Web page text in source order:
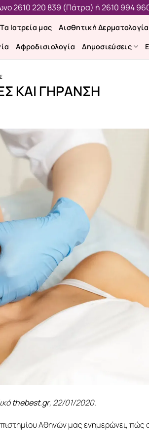
2610 220 839 (Πάτρα) ή2610 994
Τα Ιατρεία μας Αισθητική Δερματολογία
Αφροδισιολογία Δημοσιεύσεις
ΚΑΙ ΓΗΡΑΝΣΗ
thebest.gr, 22/01/2020.
Αθηνών μας ενημερώνει, πώς